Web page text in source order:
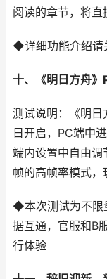
阅读的章节，将直
◆详细功能介绍请
十、《明日方舟》
测试说明：《明
日开启，PC端中
端内设置中自由调
帧的高帧率模式
◆本次测试为不限
据互通，官服和B
行体验